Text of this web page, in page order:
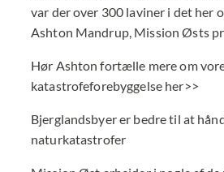
var der over 300 laviner i det her
Ashton Mandrup, Mission Østs
Hør Ashton fortælle mere om
katastrofeforebyggelse her>>
Bjerglandsbyer er bedre til at
naturkatastrofer